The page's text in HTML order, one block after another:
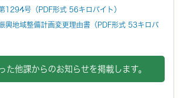
1294号（PDF形式 56キロバイト）
興地域整備計画変更理由書（PDF形式 53キロバ
た他課からのお知らせを掲載します。